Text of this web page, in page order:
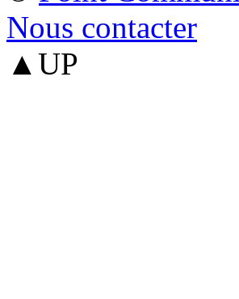
Nous contacter
▲UP